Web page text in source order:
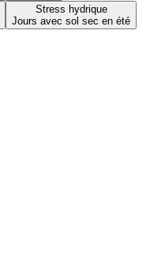
Stress hydrique
Jours avec sol sec en été